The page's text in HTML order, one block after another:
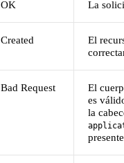
OK La
Created
El
Bad Request
El
es
la